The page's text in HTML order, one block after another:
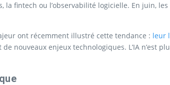
fintech ou l’observabilité logicielle. En juin,
ont récemment illustré cette tendance : leur
nouveaux enjeux technologiques. L’IA n’est